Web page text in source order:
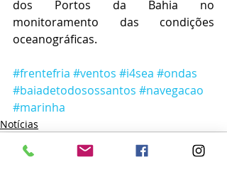
dos Portos da Bahia no
monitoramento das condições
oceanográficas.
#frentefria #ventos #i4sea #ondas
#baiadetodosossantos #navegacao
#marinha
Notícias